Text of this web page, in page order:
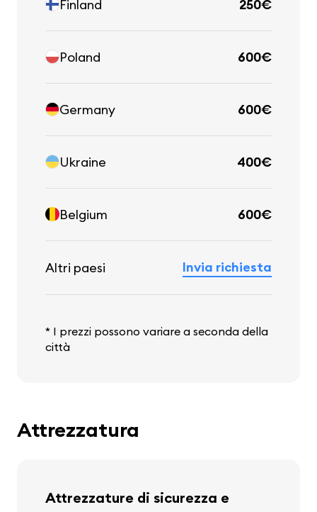
Finland 250€
Poland 600€
Germany 600€
Ukraine 400€
Belgium 600€
Altri paesi Invia richiesta
* I prezzi possono variare a seconda della
città
Attrezzatura
Attrezzature di sicurezza e